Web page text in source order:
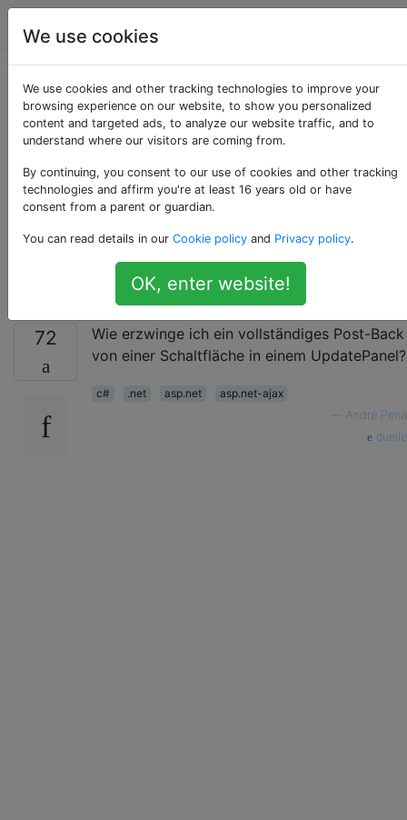
Programmierung
Wie erzwinge ich ein
vollständiges Post-
Back von einer
Schaltfläche in einem
UpdatePanel?
72
Wie erzwinge ich ein vollständiges Post-Back
von einer Schaltfläche in einem UpdatePanel?
c# .net asp.net
asp.net-ajax
André Pena
quelle
We use cookies
We use cookies and other tracking technologies to improve your
browsing experience on our website, to show you personalized
content and targeted ads, to analyze our website traffic, and to
understand where our visitors are coming from.
By continuing, you consent to our use of cookies and other tracking
technologies and affirm you're at least 16 years old or have
consent from a parent or guardian.
You can read details in our Cookie policy and Privacy policy.
OK, enter website!